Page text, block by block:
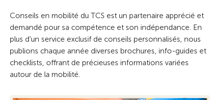
Conseils en mobilité du TCS est un partenaire apprécié et
demandé pour sa compétence et son indépendance. En
plus d'un service exclusif de conseils personnalisés, nous
publions chaque année diverses brochures, info-guides et
checklists, offrant de précieuses informations variées
autour de la mobilité.